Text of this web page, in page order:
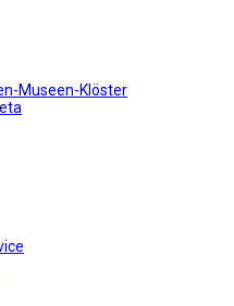
Museen-Klöster